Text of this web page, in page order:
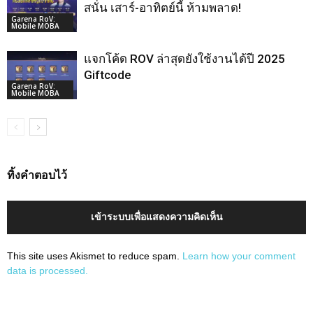
Garena RoV:
Mobile MOBA
สนั่น เสาร์-อาทิตย์นี้ ห้ามพลาด!
Garena RoV:
Mobile MOBA
แจกโค้ด ROV ล่าสุดยังใช้งานได้ปี 2025
Giftcode
ทิ้งคำตอบไว้
เข้าระบบเพื่อแสดงความคิดเห็น
This site uses Akismet to reduce spam. Learn how your comment
data is processed.